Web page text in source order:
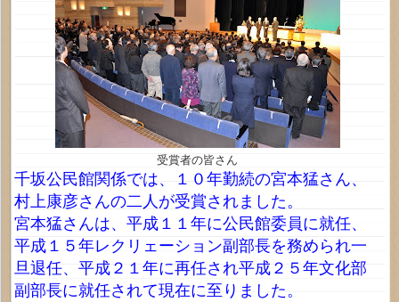
受賞者の皆さん
千坂公民館関係では、１０年勤続の宮本猛さん、
村上康彦さんの二人が受賞されました。
宮本猛さんは、平成１１年に公民館委員に就任、
平成１５年レクリェーション副部長を務められ一
旦退任、平成２１年に再任され平成２５年文化部
副部長に就任されて現在に至りました。